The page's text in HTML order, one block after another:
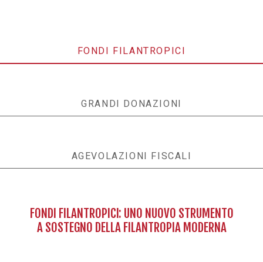
FONDI FILANTROPICI
GRANDI DONAZIONI
AGEVOLAZIONI FISCALI
FONDI FILANTROPICI: UNO NUOVO STRUMENTO
A SOSTEGNO DELLA FILANTROPIA MODERNA